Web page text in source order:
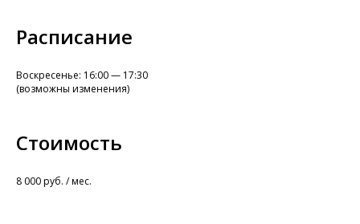
Расписание
Воскресенье: 16:00 — 17:30
(возможны изменения)
Стоимость
8 000 руб. / мес.